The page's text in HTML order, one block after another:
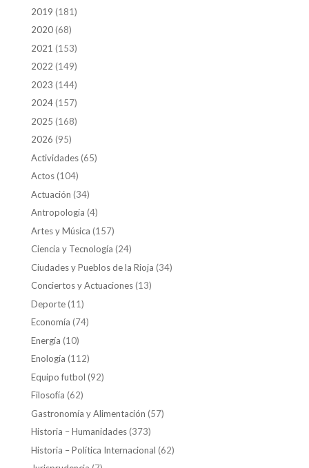
2019 (181)
2020(68)
2021 (153)
2022 (149)
2023 (144)
2024(157)
2025 (168)
2026 (95)
Actividades(65)
Actos(104)
Actuación (34)
Antropología (4)
Artes y Música (157)
Ciencia y Tecnología (24)
Ciudades y Pueblos de la Rioja (34)
Conciertos y Actuaciones(13)
Deporte(11)
Economía (74)
Energía (10)
Enología (112)
Equipo futbol (92)
Filosofía (62)
Gastronomía y Alimentación (57)
Historia – Humanidades(373)
Historia – Política Internacional (62)